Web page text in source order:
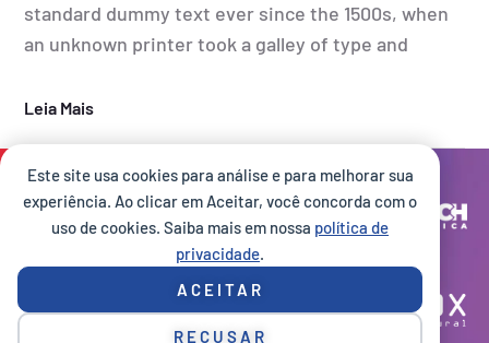
Este site usa cookies para análise e para melhorar sua
experiência. Ao clicar em Aceitar, você concorda com o
uso de cookies. Saiba mais em nossa política de
privacidade.
ACEITAR
RECUSAR
standard dummy text ever since the 1500s, when
an unknown printer took a galley of type and
Leia Mais
Site desenvolvido por:
Execução: